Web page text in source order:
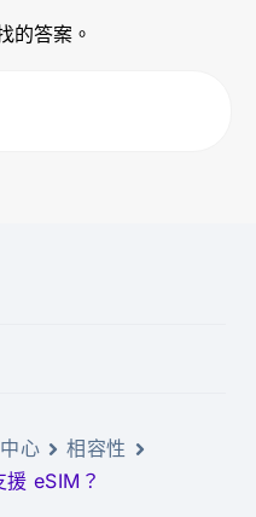
的答案。
心
相容性
eSIM？